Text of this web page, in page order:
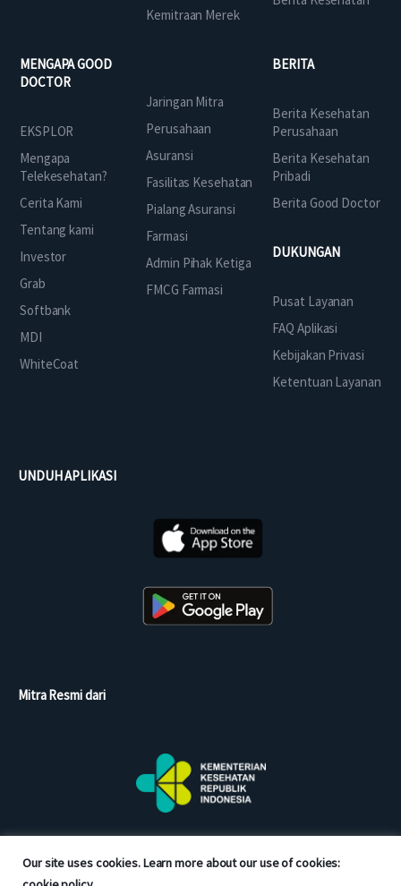
Our site uses cookies. Learn more about our use of cookies:
Kemitraan Merek
MENGAPA GOOD
DOCTOR
EKSPLOR
Mengapa
Telekesehatan?
Cerita Kami
Tentang kami
Investor
Grab
Softbank
MDI
WhiteCoat
Jaringan Mitra
Perusahaan
Asuransi
Fasilitas Kesehatan
Pialang Asuransi
Farmasi
Admin Pihak Ketiga
FMCG Farmasi
BERITA
Berita Kesehatan
Perusahaan
Berita Kesehatan
Pribadi
Berita Good Doctor
DUKUNGAN
Pusat Layanan
FAQ Aplikasi
Kebijakan Privasi
Ketentuan Layanan
UNDUH APLIKASI
Mitra Resmi dari